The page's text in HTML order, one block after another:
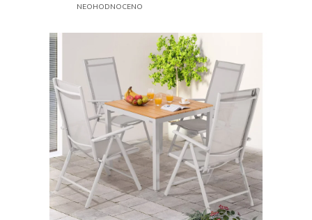
PRŮMĚRNÉ
HVĚZDIČEK.
NEOHODNOCENO